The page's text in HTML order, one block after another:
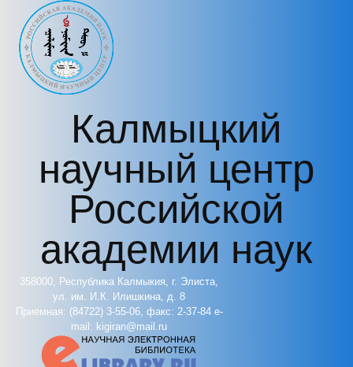
Перейти к основному содержанию
Калмыцкий
научный центр
Российской
академии наук
358000, Республика Калмыкия, г. Элиста,
ул. им. И.К. Илишкина, д. 8
Приемная: (84722) 3-55-06, факс: 2-37-84 e-
mail: kigiran@mail.ru